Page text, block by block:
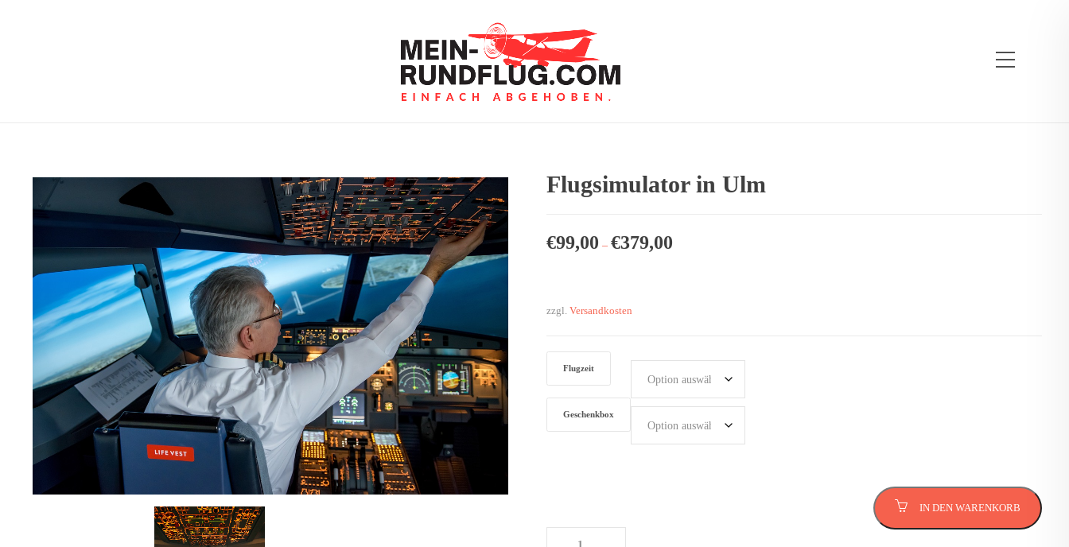
Flugsimulator in Ulm
€99,00 – €379,00
zzgl. Versandkosten
Flugzeit
Geschenkbox
IN DEN WARENKORB